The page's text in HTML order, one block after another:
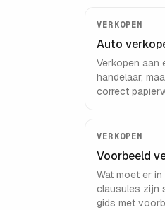
VERKOPEN
Auto
Verkopen aan
handelaar,
correct
VERKOPEN
Voorbeeld
Wat moet er
clausules zijn
gids met